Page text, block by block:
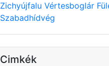
Zichyújfalu Vértesboglár
Szabadhídvég
Cimkék